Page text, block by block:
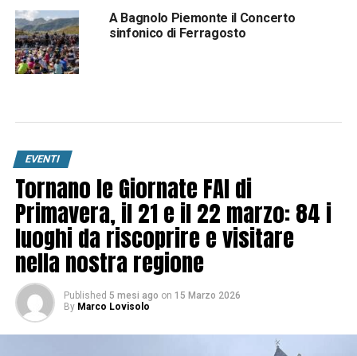
A Bagnolo Piemonte il Concerto
sinfonico di Ferragosto
EVENTI
Tornano le Giornate FAI di
Primavera, il 21 e il 22 marzo: 84 i
luoghi da riscoprire e visitare
nella nostra regione
Published 5 mesi ago on 15 Marzo 2026
By Marco Lovisolo